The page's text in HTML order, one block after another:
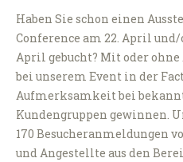
Haben Sie schon einen
Conference am 22. April und/
April gebucht? Mit oder
bei unserem Event in der
Aufmerksamkeit bei
Kundengruppen gewinnen.
170 Besucheranmeldungen
und Angestellte aus den